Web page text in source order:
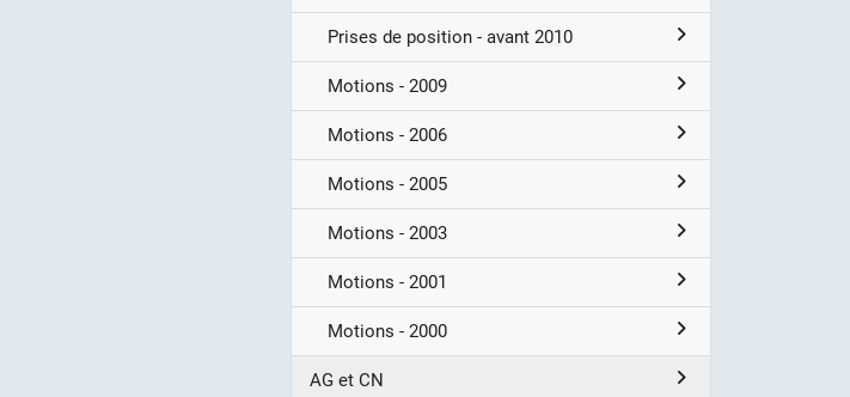
Prises de position - avant 2010
Motions - 2009
Motions - 2006
Motions - 2005
Motions - 2003
Motions - 2001
Motions - 2000
AG et CN